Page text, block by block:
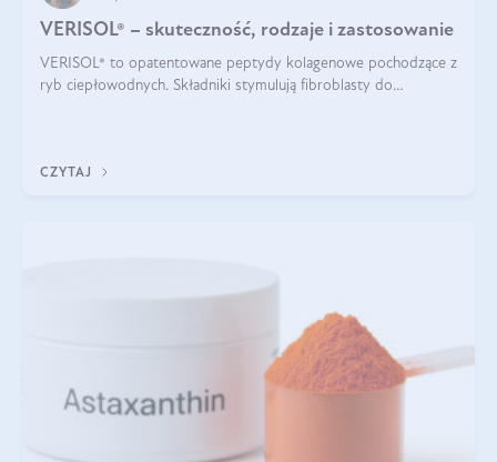
VERISOL® – skuteczność, rodzaje i zastosowanie
VERISOL® to opatentowane peptydy kolagenowe pochodzące z
ryb ciepłowodnych. Składniki stymulują fibroblasty do
CZYTAJ